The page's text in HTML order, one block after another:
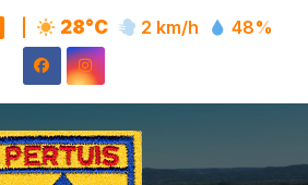
28°C 2 km/h 48%